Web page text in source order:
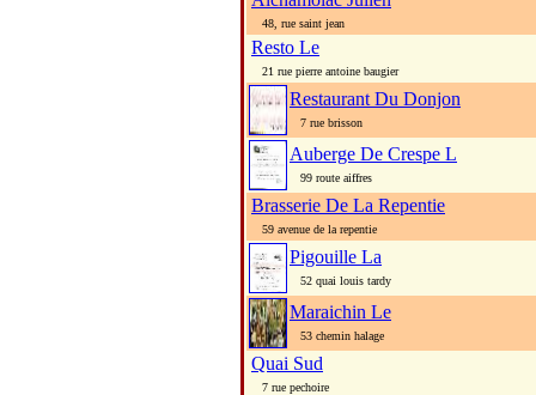
48, rue saint jean
Resto Le
21 rue pierre antoine baugier
Restaurant Du Donjon
7 rue brisson
Auberge De Crespe L
99 route aiffres
Brasserie De La Repentie
59 avenue de la repentie
Pigouille La
52 quai louis tardy
Maraichin Le
53 chemin halage
Quai Sud
7 rue pechoire